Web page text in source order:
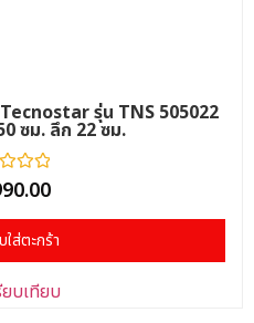
รุ่น TNS 505022
ซม. ลึก 22 ซม.
ใส่ตะกร้า
ยบเทียบ